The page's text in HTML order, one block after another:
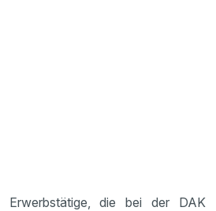
Erwerbstätige, die bei der DAK